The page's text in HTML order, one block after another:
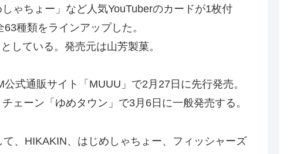
ゃちょー」など人気YouTuberのカードが1枚付
種類をラインアップした。
している。発売元は山芳製菓。
式通販サイト「MUUU」で2月27日に先行発売。
ェーン「ゆめタウン」で3月6日に一般発売する。
、HIKAKIN、はじめしゃちょー、フィッシャーズ